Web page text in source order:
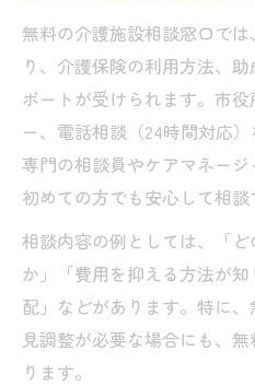
無料の介護施設相談窓口で
り、介護保険の利用方法、
ポートが受けられます。市
ー、電話相談（24時間対応
専門の相談員やケアマネージ
初めての方でも安心して相談
相談内容の例としては、「
か」「費用を抑える方法が
配」などがあります。特に
見調整が必要な場合にも、
ります。